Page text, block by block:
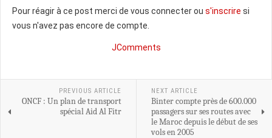
Pour réagir à ce post merci de vous connecter ou s'inscrire si
vous n'avez pas encore de compte.
JComments
PREVIOUS ARTICLE
ONCF : Un plan de transport
spécial Aid Al Fitr
NEXT ARTICLE
Binter compte près de 600.000
passagers sur ses routes avec
le Maroc depuis le début de ses
vols en 2005